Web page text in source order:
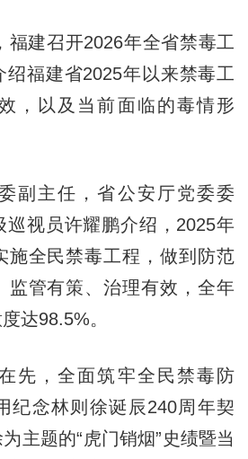
建召开2026年全省禁毒工
绍福建省2025年以来禁毒工
，以及当前面临的毒情形
主任，省公安厅党委委
巡视员许耀鹏介绍，2025年
施全民禁毒工程，做到防范
监管有策、治理有效，全年
达98.5%。
，全面筑牢全民禁毒防
纪念林则徐诞辰240周年契
主题的“虎门销烟”史绩暨当